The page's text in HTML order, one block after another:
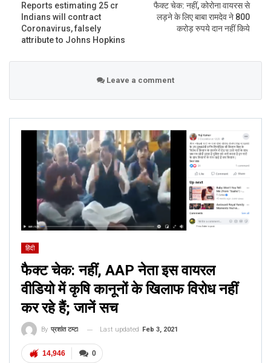
People are taking that this Lock down will
be going to extend up to 3 month that is the
reason why government has given all his
ALSO READ:फैक्ट चेक: नहीं, सरसों का तेल
‘कोरोना वायरस’ को खत्म नहीं करता, जानें पूरी सच्चाई
Dear people of India.
All these measures have been taken for 3
months so keep in mind and use common
sense that the lock down can and will
extend to 3 months and beyond 15th April.
Reports estimating 25 cr
Indians will contract
Coronavirus, falsely
attribute to Johns Hopkins
फैक्ट चेक: नहीं, कोरोना वायरस से
लड़ने के लिए बाबा रामदेव ने 800
करोड़ रुपये दान नहीं किये
Leave a comment
हिंदी
फैक्ट चेक: नहीं, AAP नेता इस वायरल
वीडियो में कृषि कानूनों के खिलाफ विरोध नहीं
कर रहे हैं; जानें सच
By प्रशांत टम्टा Last updated Feb 3, 2021
0
14,946